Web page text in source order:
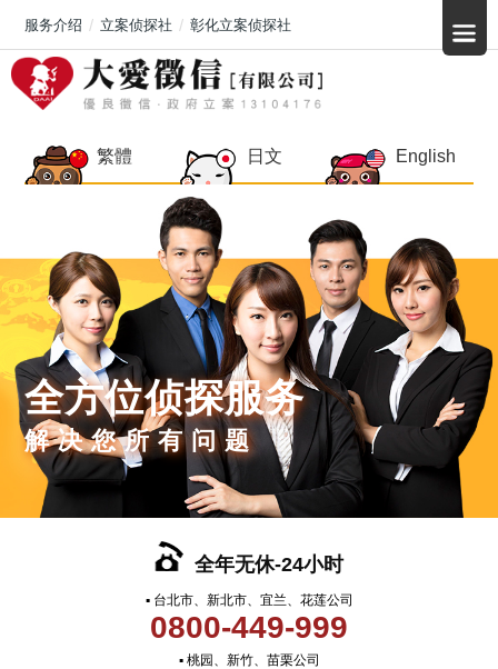
繁體 日文 English
全方位侦探服务
解决您所有问题
全年无休-24小时
▪ 台北市、新北市、宜兰、花莲公司
0800-449-999
▪ 桃园、新竹、苗栗公司
服务介绍 立案侦探社 彰化立案侦探社